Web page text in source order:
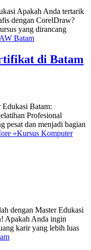
Apakah Anda tertarik
dengan CorelDraw?
yang dirancang
Batam
di Batam
Batam:
Profesional
pesat dan menjadi bagian
»Kursus Komputer
dengan Master Edukasi
Apakah Anda ingin
karir yang lebih luas